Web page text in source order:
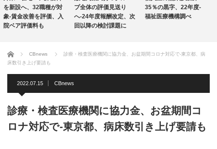
プ全体の評価見送り
へ-24年度報酬改定、次
回以降の検討課題に
35％の黒字、22年度-
福祉医療機構調べ
35％の黒字、22年度-
福祉医療機構調べ
ホーム CBnews
診療・検査医療機関に協力金、お盆期間コロナ対応で-東京都、病
床数引き上げ要請も
2022.07.15 CBnews
診療・検査医療機関に協力金、お盆期間コ
ロナ対応で-東京都、病床数引き上げ要請も